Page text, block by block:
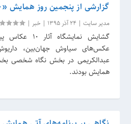
گزارشی از پنجمین روز همایش «۱۰ روز با عکاسان»
مدیر سایت | 24 آذر 1395 | خبر |
گشایش
عکس‌های سیاوش جهان‌بین،
عبدالکریمی در بخش نگاه شخصی
همایش بودند.